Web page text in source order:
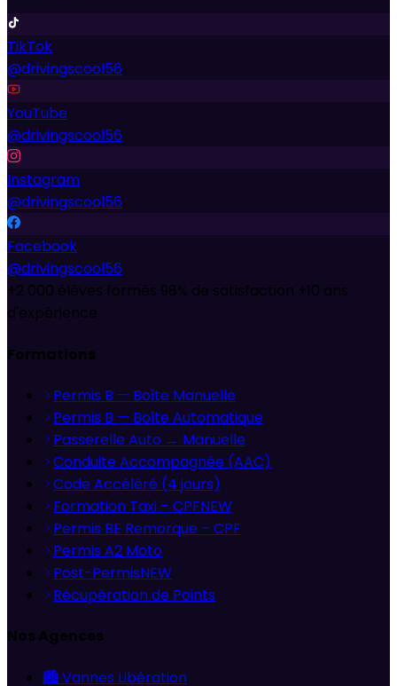
TikTok
@drivingscool56
YouTube
@drivingscool56
Instagram
@drivingscool56
Facebook
@drivingscool56
+2 000 élèves formés 98% de satisfaction +10 ans
d'expérience
Formations
Permis B — Boîte Manuelle
Permis B — Boîte Automatique
Passerelle Auto → Manuelle
Conduite Accompagnée (AAC)
Code Accéléré (4 jours)
Formation Taxi – CPFNEW
Permis BE Remorque – CPF
Permis A2 Moto
Post-PermisNEW
Récupération de Points
Nos Agences
🏙️Vannes Libération